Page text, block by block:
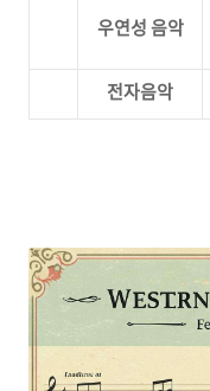
우연성 음악
전자음악